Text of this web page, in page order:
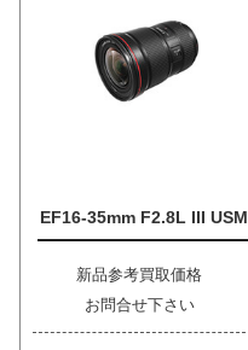
EF16-35mm F2.8L III USM
新品参考買取価格
お問合せ下さい